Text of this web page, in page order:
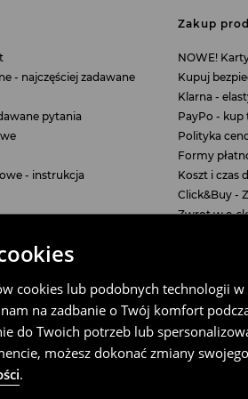
cookies lub podobnych technologii
na zadbanie o Twój komfort
do Twoich potrzeb lub
możesz dokonać zmiany
.
Spodnie joggery
Kurtki koszulowe
Szorty dresowe
A na
Wielki powrót
Czym jest styl
Wielki powrótk
Dlaczego opium
Topy damskie
Koszulki z długim
- najczęściej zadawane
pytania
- instrukcja
Zakup
NOWE!
Kupuj
Klarna -
PayPo - kup
Polityka
Formy
Koszt i czas
Click&Buy -
Zwrot w e-
internetowego House
Click&Buy
— Salony House
House
Polityka
Polityka
Ustawienia